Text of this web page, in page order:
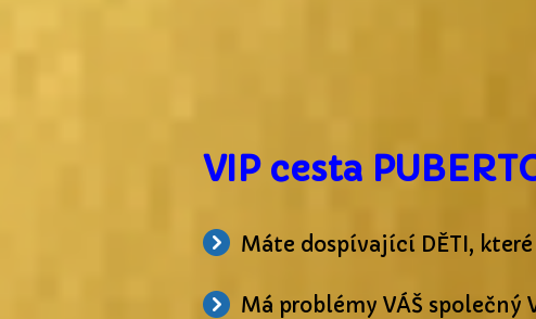
VIP cesta
Máte dospívající DĚTI, které
Má problémy VÁŠ společný